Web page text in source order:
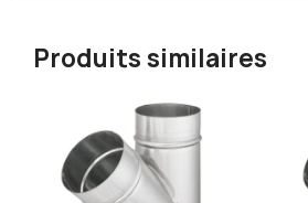
Produits similaires